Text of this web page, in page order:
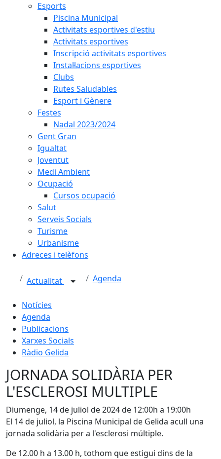
Esports
Piscina Municipal
Activitats esportives d'estiu
Activitats esportives
Inscripció activitats esportives
Instal·lacions esportives
Clubs
Rutes Saludables
Esport i Gènere
Festes
Nadal 2023/2024
Gent Gran
Igualtat
Joventut
Medi Ambient
Ocupació
Cursos ocupació
Salut
Serveis Socials
Turisme
Urbanisme
Adreces i telèfons
Actualitat Agenda
Notícies
Agenda
Publicacions
Xarxes Socials
Ràdio Gelida
JORNADA SOLIDÀRIA PER
L'ESCLEROSI MULTIPLE
Diumenge, 14 de juliol de 2024 de 12:00h a 19:00h
El 14 de juliol, la Piscina Municipal de Gelida acull una
jornada solidària per a l'esclerosi múltiple.
De 12.00 h a 13.00 h, tothom que estigui dins de la